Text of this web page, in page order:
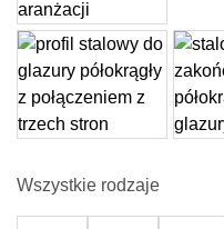
Wszystkie rodzaje